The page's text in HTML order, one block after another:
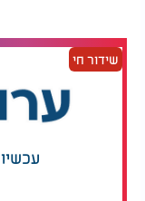
מסופר על אחד
את הישיבה ופרק
אחד הגיע אליו
תצטער. תלמיד
יחזור אליך.
המלכותית. שם
בתנאי שימיר
שידור חי